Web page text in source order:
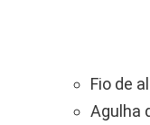
Fio de
Agulha